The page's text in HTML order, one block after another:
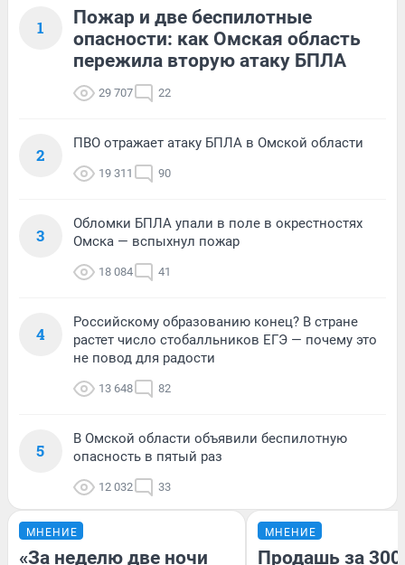
1
Пожар и две беспилотные
опасности: как Омская область
пережила вторую атаку БПЛА
29 707 22
2
ПВО отражает атаку БПЛА в Омской области
19 311 90
3
Обломки БПЛА упали в поле в окрестностях
Омска — вспыхнул пожар
18 084 41
4
Российскому образованию конец? В стране
растет число стобалльников ЕГЭ — почему это
не повод для радости
13 648 82
5
В Омской области объявили беспилотную
опасность в пятый раз
12 032 33
МНЕНИЕ
«За неделю две ночи
МНЕНИЕ
Продашь за